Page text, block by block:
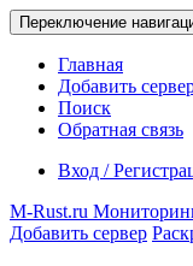
Переключение
Главная
Добавить
Поиск
Обратная связь
Вход /
M-Rust.ru
Добавить сервер